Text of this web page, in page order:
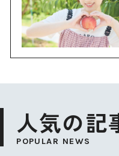
人気の記
POPULAR NEWS